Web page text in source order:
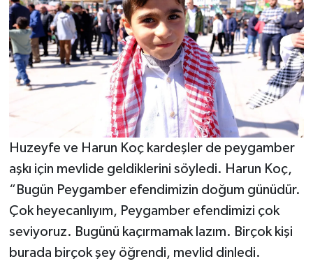
Huzeyfe ve Harun Koç kardeşler de peygamber
aşkı için mevlide geldiklerini söyledi. Harun Koç,
“Bugün Peygamber efendimizin doğum günüdür.
Çok heyecanlıyım, Peygamber efendimizi çok
seviyoruz. Bugünü kaçırmamak lazım. Birçok kişi
burada birçok şey öğrendi, mevlid dinledi.